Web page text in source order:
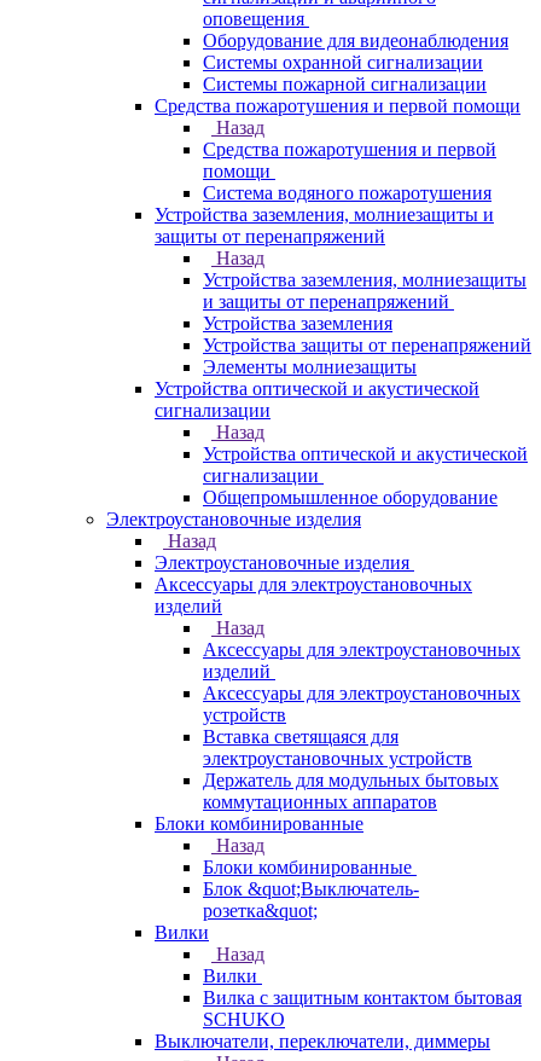
оповещения
Оборудование для видеонаблюдения
Системы охранной сигнализации
Системы пожарной сигнализации
Средства пожаротушения и первой помощи
Назад
Средства пожаротушения и первой
помощи
Система водяного пожаротушения
Устройства заземления, молниезащиты и
защиты от перенапряжений
Назад
Устройства заземления, молниезащиты
и защиты от перенапряжений
Устройства заземления
Устройства защиты от перенапряжений
Элементы молниезащиты
Устройства оптической и акустической
сигнализации
Назад
Устройства оптической и акустической
сигнализации
Общепромышленное оборудование
Электроустановочные изделия
Назад
Электроустановочные изделия
Аксессуары для электроустановочных
изделий
Назад
Аксессуары для электроустановочных
изделий
Аксессуары для электроустановочных
устройств
Вставка светящаяся для
электроустановочных устройств
Держатель для модульных бытовых
коммутационных аппаратов
Блоки комбинированные
Назад
Блоки комбинированные
Блок &quot;Выключатель-
розетка&quot;
Вилки
Назад
Вилки
Вилка с защитным контактом бытовая
SCHUKO
Выключатели, переключатели, диммеры